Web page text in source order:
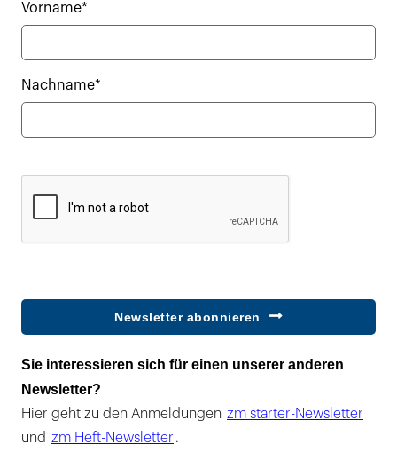
Vorname*
Nachname*
Newsletter abonnieren
Sie interessieren sich für einen unserer anderen
Newsletter?
Hier geht zu den Anmeldungen zm starter-Newsletter
und zm Heft-Newsletter .